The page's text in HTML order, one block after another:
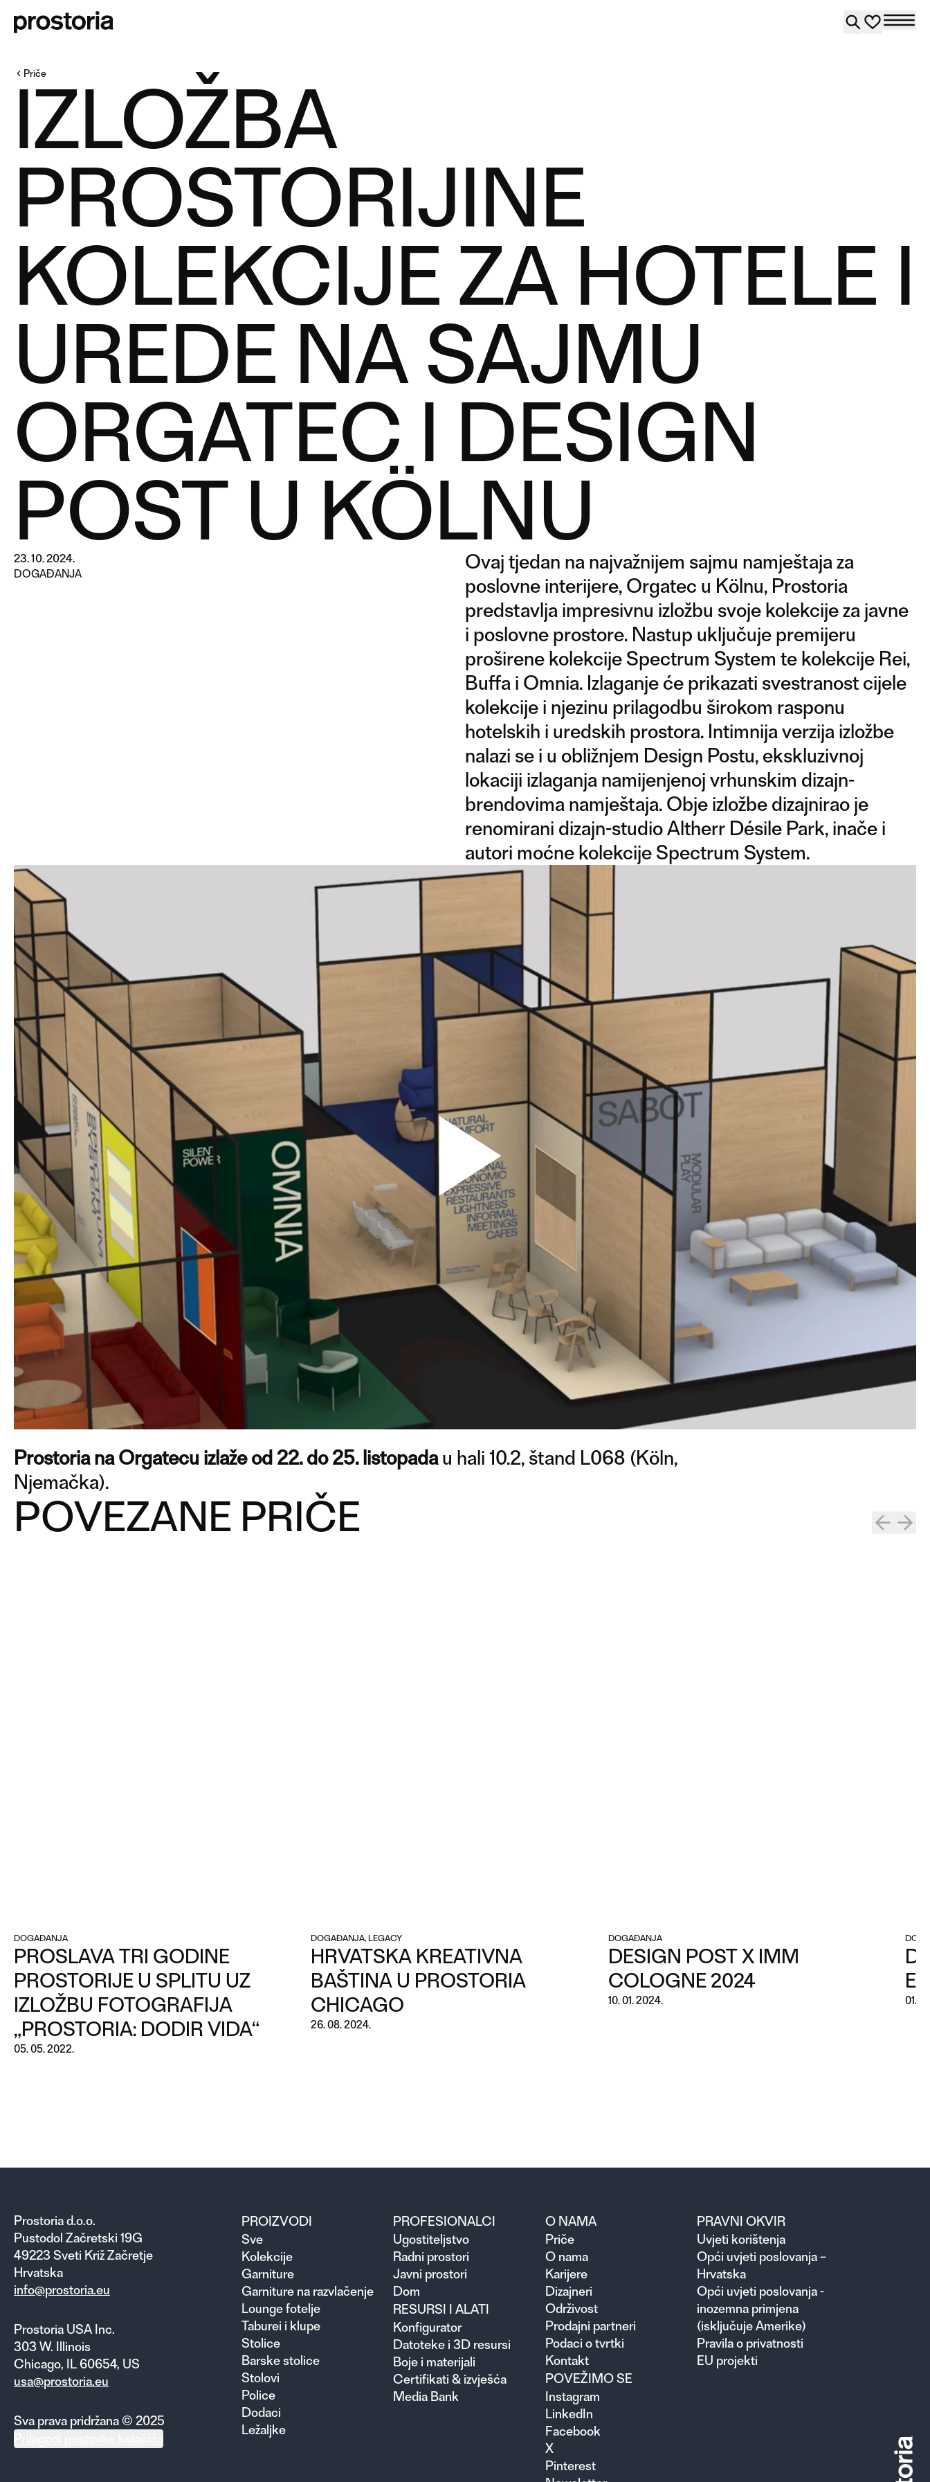
Priče
IZLOŽBA
PROSTORIJINE
KOLEKCIJE ZA HOTELE I
UREDE NA SAJMU
ORGATEC I DESIGN
POST U KÖLNU
23. 10. 2024.
DOGAĐANJA
Ovaj tjedan na najvažnijem sajmu namještaja za
poslovne interijere, Orgatec u Kölnu, Prostoria
predstavlja impresivnu izložbu svoje kolekcije za javne
i poslovne prostore. Nastup uključuje premijeru
proširene kolekcije Spectrum System te kolekcije Rei,
Buffa i Omnia. Izlaganje će prikazati svestranost cijele
kolekcije i njezinu prilagodbu širokom rasponu
hotelskih i uredskih prostora. Intimnija verzija izložbe
nalazi se i u obližnjem Design Postu, ekskluzivnoj
lokaciji izlaganja namijenjenoj vrhunskim dizajn-
brendovima namještaja. Obje izložbe dizajnirao je
renomirani dizajn-studio Altherr Désile Park, inače i
autori moćne kolekcije Spectrum System.
Prostoria na Orgatecu izlaže od 22. do 25. listopadau hali 10.2, štand L068 (Köln,
Njemačka).
POVEZANE PRIČE
DOGAĐANJA
PROSLAVA TRI GODINE
PROSTORIJE U SPLITU UZ
IZLOŽBU FOTOGRAFIJA
„PROSTORIA: DODIR VIDA“
05. 05. 2022.
DOGAĐANJA, LEGACY
HRVATSKA KREATIVNA
BAŠTINA U PROSTORIA
CHICAGO
26. 08. 2024.
DOGAĐANJA
DESIGN POST X IMM
COLOGNE 2024
10. 01. 2024. 01.
Prostoria d.o.o.
Pustodol Začretski 19G
49223 Sveti Križ Začretje
Hrvatska
info@prostoria.eu
Prostoria USA Inc.
303 W. Illinois
Chicago, IL 60654, US
usa@prostoria.eu
Sva prava pridržana © 2025
PROIZVODI
Sve
Kolekcije
Garniture
Garniture na razvlačenje
Lounge fotelje
Taburei i klupe
Stolice
Barske stolice
Stolovi
Police
Dodaci
Ležaljke
PROFESIONALCI
Ugosti­teljstvo
Radni prostori
Javni prostori
Dom
RESURSI I ALATI
Konfigurator
Datoteke i 3D resursi
Boje i materijali
Certifikati & izvješća
Media Bank
O NAMA
Priče
O nama
Karijere
Dizajneri
Održivost
Prodajni partneri
Podaci o tvrtki
Kontakt
POVEŽIMO SE
Instagram
LinkedIn
Facebook
X
Pinterest
PRAVNI OKVIR
Uvjeti korištenja
Opći uvjeti poslovanja –
Hrvatska
Opći uvjeti poslovanja -
inozemna primjena
(isključuje Amerike)
Pravila o privatnosti
EU projekti